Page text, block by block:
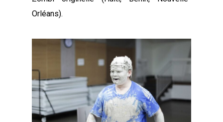
Orléans).